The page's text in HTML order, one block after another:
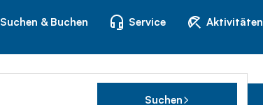
Suchen & Buchen Service Aktivitäten
Suchen